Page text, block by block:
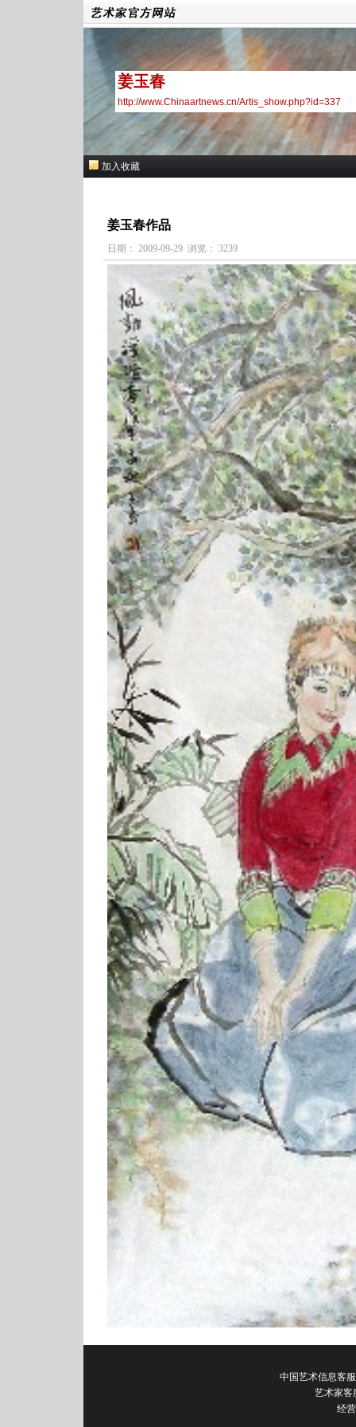
姜玉春
http://www.Chinaartnews.cn/Artis_show.php?id=337
加入收藏
姜玉春作品
日期： 2009-09-29 浏览： 3239
中国艺术信息客服
艺术家客
经